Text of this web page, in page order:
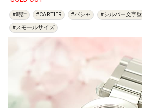
#時計 #CARTIER #パシャ #シルバー文字盤
#スモールサイズ